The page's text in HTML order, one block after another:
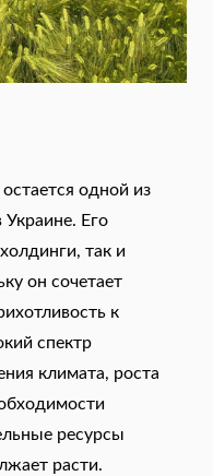
одной из
Его
так и
он сочетает
к
спектр
климата, роста
ресурсы
расти.